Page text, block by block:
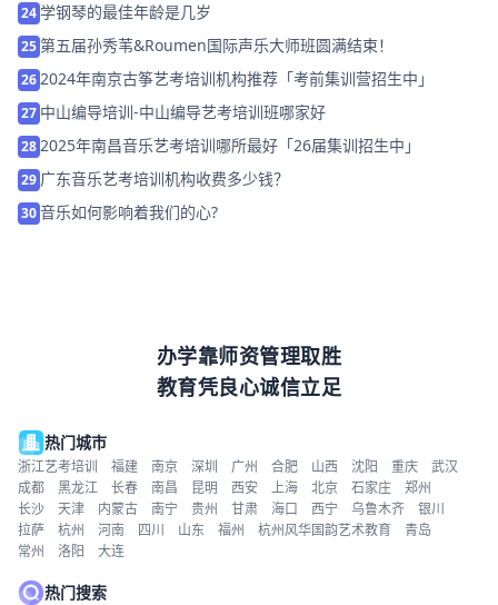
24学钢琴的最佳年龄是几岁
25 第五届孙秀苇&Roumen国际声乐大师班圆满结束！
262024年南京古筝艺考培训机构推荐「考前集训营招生中」
27 中山编导培训-中山编导艺考培训班哪家好
282025年南昌音乐艺考培训哪所最好「26届集训招生中」
29 广东音乐艺考培训机构收费多少钱？
30音乐如何影响着我们的心?
办学靠师资管理取胜
教育凭良心诚信立足
热门城市
浙江艺考培训 福建 南京 深圳 广州 合肥 山西 沈阳 重庆
武汉
成都
黑龙江 长春 南昌 昆明 西安 上海 北京 石家庄
郑州
长沙
天津 内蒙古 南宁 贵州 甘肃 海口 西宁 乌鲁木齐
银川
拉萨
杭州 河南 四川 山东 福州 杭州风华国韵艺术教育
青岛
常州
洛阳 大连
热门搜索